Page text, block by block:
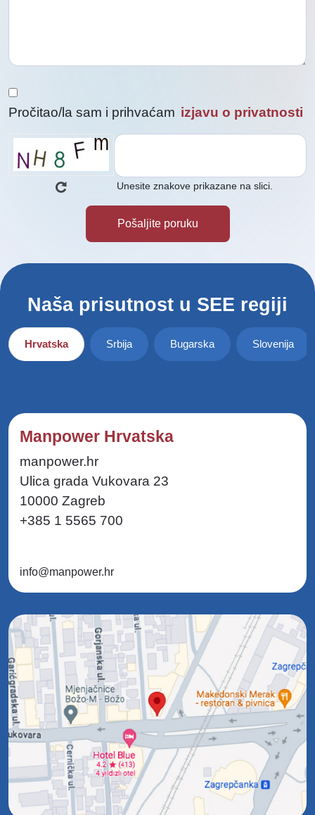
Pročitao/la sam i prihvaćam izjavu o privatnosti
Unesite znakove prikazane na slici.
Naša prisutnost u SEE regiji
Hrvatska Srbija Bugarska Slovenija
Manpower Hrvatska
manpower.hr
Ulica grada Vukovara 23
10000 Zagreb
+385 1 5565 700
info@manpower.hr